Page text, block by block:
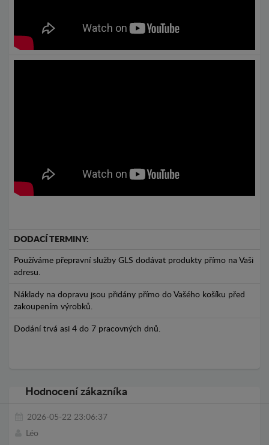
DODACÍ TERMINY:
Používáme přepravní služby GLS dodávat produkty přímo na Vaši
adresu.
Náklady na dopravu jsou přidány přímo do Vašého košíku před
zakoupením výrobků.
Dodání trvá asi 4 do 7 pracovných dnů.
Hodnocení zákazníka
2026-05-22 23:06:37
Léo